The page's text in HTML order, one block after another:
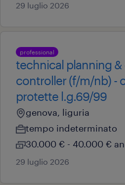
29 luglio 2026
professional
technical planning
controller (f/m/nb) -
protette l.g.69/99
genova, liguria
tempo indeterminato
30.000 € - 40.000 €
29 luglio 2026